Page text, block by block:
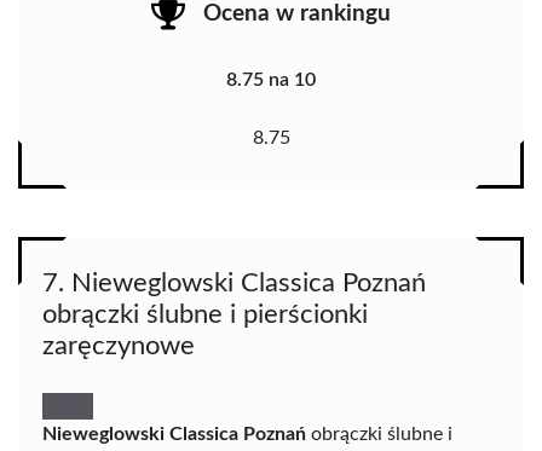
Ocena w rankingu
8.75 na 10
8.75
7. Nieweglowski Classica Poznań
obrączki ślubne i pierścionki
zaręczynowe
Nieweglowski Classica Poznań obrączki ślubne i